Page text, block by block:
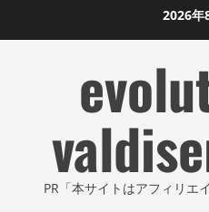
ン
2026年
PR「本サイトはアフィリエ